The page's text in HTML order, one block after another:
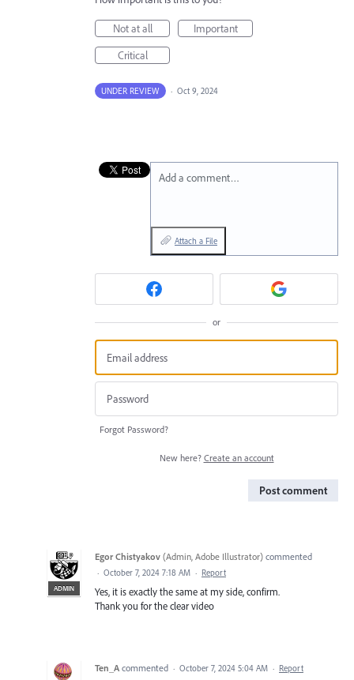
Not at all
Important
Critical
UNDER REVIEW · Oct 9, 2024
Add a comment…
Attach a File
or
Forgot Password?
New here? Create an account
Post comment
ADMIN
Egor Chistyakov (Admin, Adobe Illustrator) commented
· October 7, 2024 7:18 AM · Report
Yes, it is exactly the same at my side, confirm.
Thank you for the clear video
Ten_A commented · October 7, 2024 5:04 AM · Report